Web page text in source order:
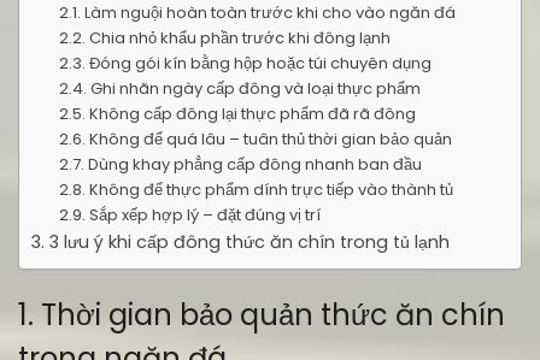
2.1. Làm nguội hoàn toàn trước khi cho vào ngăn đá
2.2. Chia nhỏ khẩu phần trước khi đông lạnh
2.3. Đóng gói kín bằng hộp hoặc túi chuyên dụng
2.4. Ghi nhãn ngày cấp đông và loại thực phẩm
2.5. Không cấp đông lại thực phẩm đã rã đông
2.6. Không để quá lâu – tuân thủ thời gian bảo quản
2.7. Dùng khay phẳng cấp đông nhanh ban đầu
2.8. Không để thực phẩm dính trực tiếp vào thành tủ
2.9. Sắp xếp hợp lý – đặt đúng vị trí
3. 3 lưu ý khi cấp đông thức ăn chín trong tủ lạnh
1. Thời gian bảo quản thức ăn chín